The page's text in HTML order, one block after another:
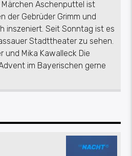
Aschenputtel ist
der Gebrüder Grimm und
inszeniert. Seit Sonntag ist es
Stadttheater zu sehen.
und Mika Kawalleck Die
im Bayerischen gerne